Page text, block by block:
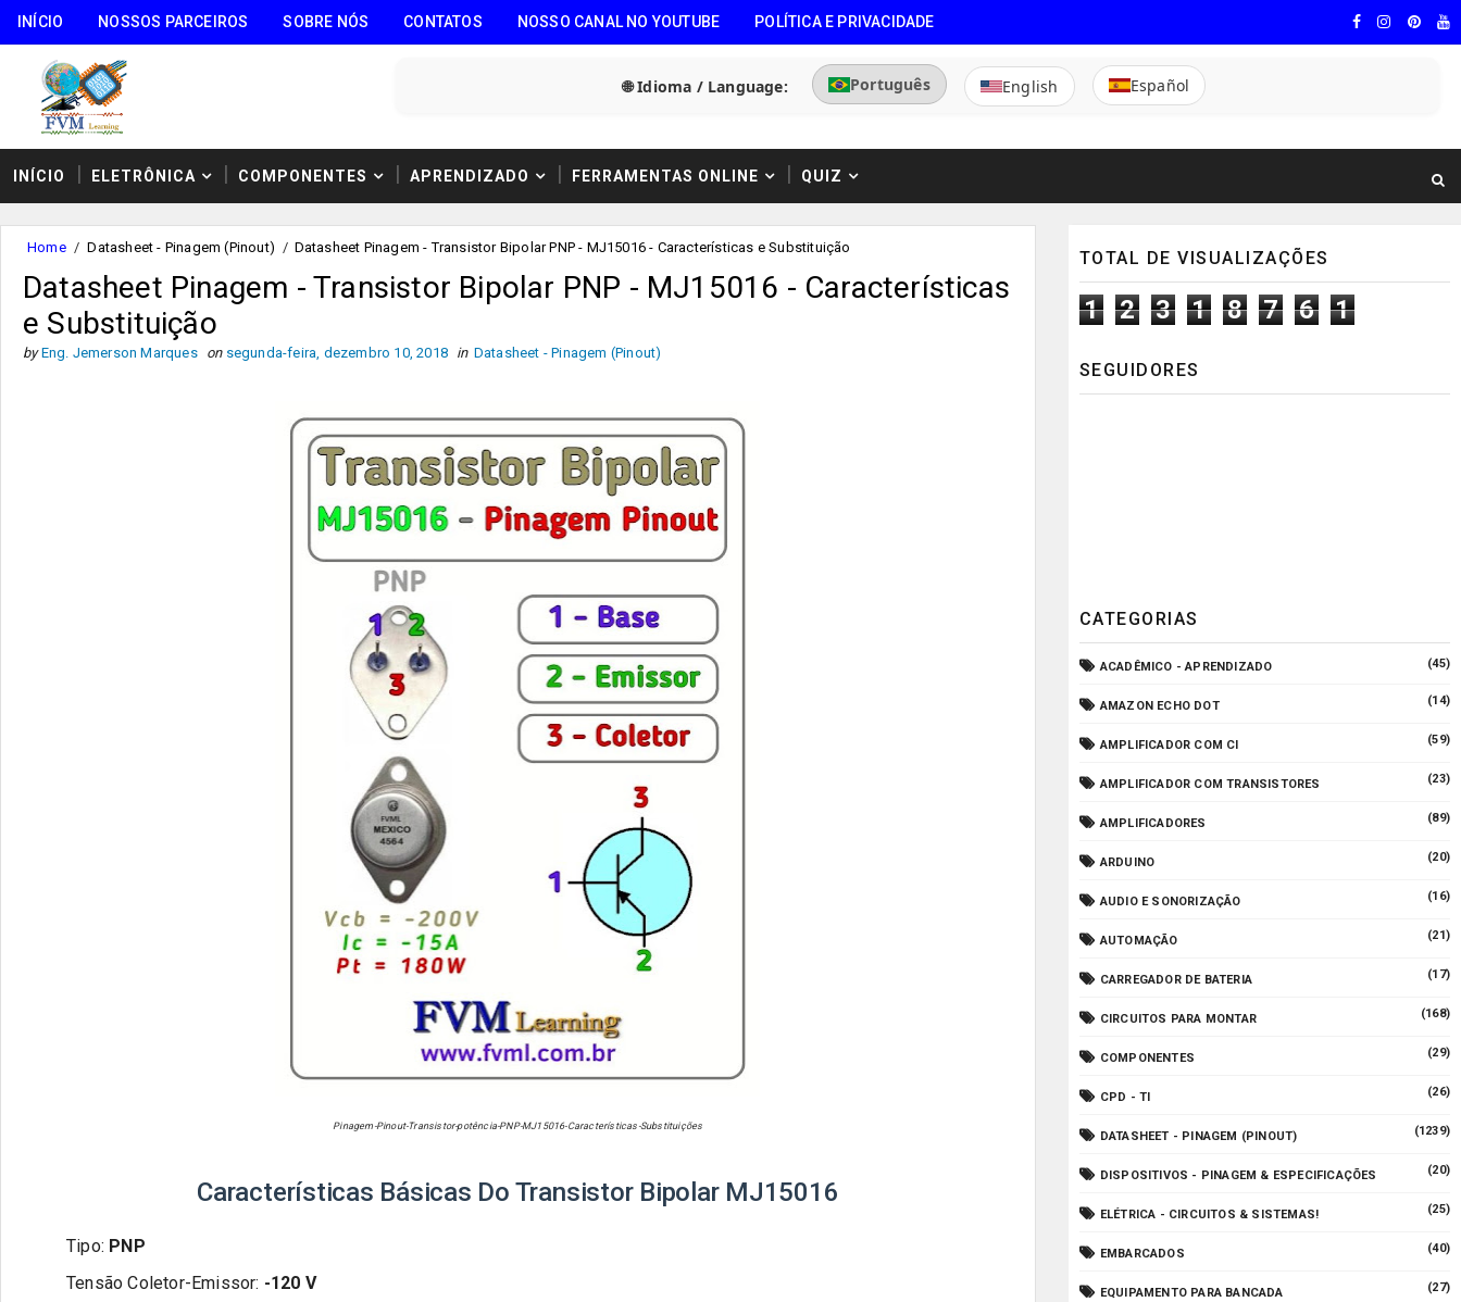
INÍCIO NOSSOS PARCEIROS SOBRE NÓS CONTATOS NOSSO CANAL NO YOUTUBE POLÍTICA E PRIVACIDADE
🌐 Idioma / Language: Português English Español
INÍCIO ELETRÔNICA COMPONENTES APRENDIZADO FERRAMENTAS ONLINE QUIZ
Home / Datasheet - Pinagem (Pinout) / Datasheet Pinagem - Transistor Bipolar PNP - MJ15016 - Características e Substituição
Datasheet Pinagem - Transistor Bipolar PNP - MJ15016 - Características
e Substituição
by Eng. Jemerson Marques on segunda-feira, dezembro 10, 2018 in Datasheet - Pinagem (Pinout)
Pinagem-Pinout-Transistor-potência-PNP-MJ15016-Características-Substituições
Características Básicas Do Transistor Bipolar MJ15016
Tipo: PNP
Tensão Coletor-Emissor: -120 V
TOTAL DE VISUALIZAÇÕES
1 2 3 1 8 7 6 1
SEGUIDORES
CATEGORIAS
ACADÊMICO - APRENDIZADO (45)
AMAZON ECHO DOT (14)
AMPLIFICADOR COM CI (59)
AMPLIFICADOR COM TRANSISTORES (23)
AMPLIFICADORES (89)
ARDUINO (20)
AUDIO E SONORIZAÇÃO (16)
AUTOMAÇÃO (21)
CARREGADOR DE BATERIA (17)
CIRCUITOS PARA MONTAR (168)
COMPONENTES (29)
CPD - TI (26)
DATASHEET - PINAGEM (PINOUT) (1239)
DISPOSITIVOS - PINAGEM & ESPECIFICAÇÕES (20)
ELÉTRICA - CIRCUITOS & SISTEMAS! (25)
EMBARCADOS (40)
EQUIPAMENTO PARA BANCADA (27)